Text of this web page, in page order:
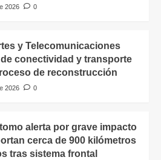
2026
0
y Telecomunicaciones
conectividad y transporte
de reconstrucción
2026
0
alerta por grave impacto
cerca de 900 kilómetros
tras sistema frontal